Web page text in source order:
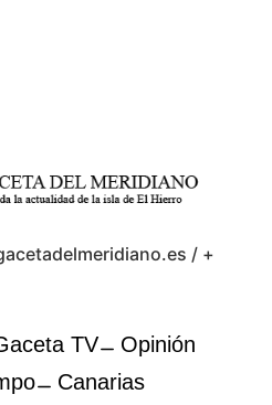
/ +
TV
Opinión
Canarias